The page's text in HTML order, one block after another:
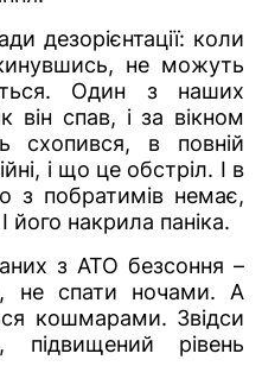
дезорієнтації: коли
не можуть
Один з наших
він спав, і за вікном
схопився, в повній
і що це обстріл. І в
з побратимів немає,
його накрила паніка.
з АТО безсоння –
не спати ночами. А
кошмарами. Звідси
підвищений рівень